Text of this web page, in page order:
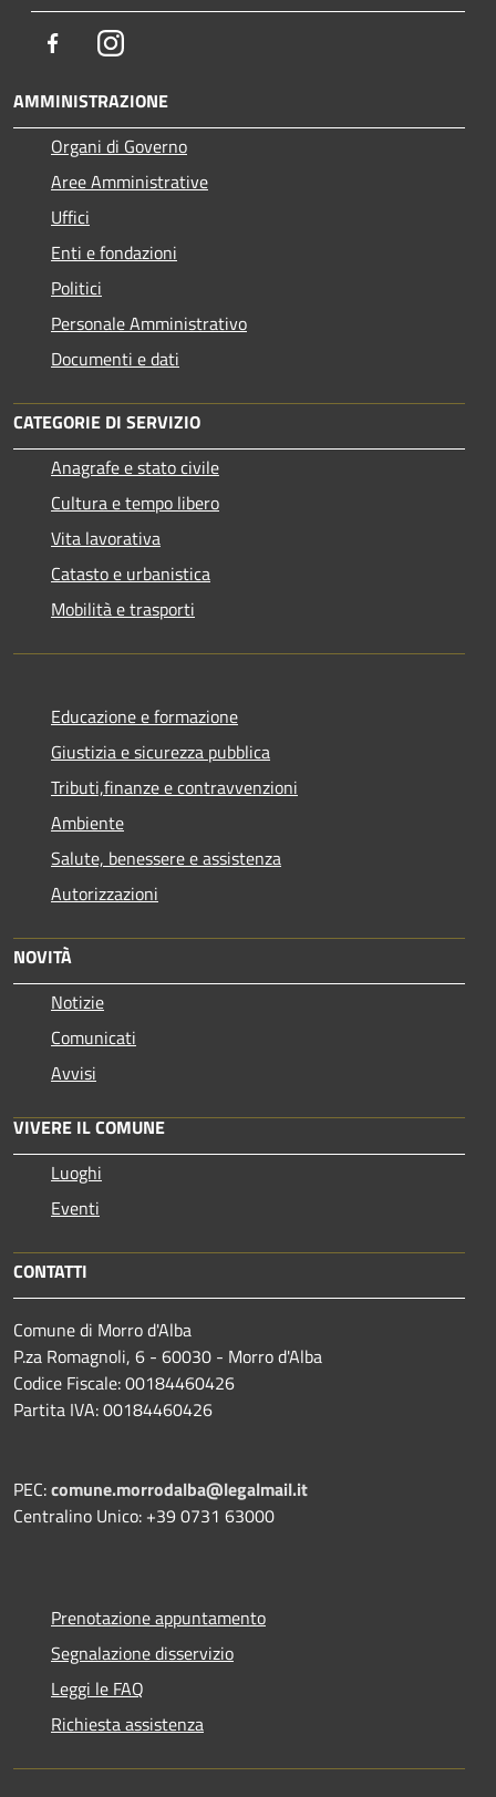
FacebookInstagram
AMMINISTRAZIONE
Organi di Governo
Aree Amministrative
Uffici
Enti e fondazioni
Politici
Personale Amministrativo
Documenti e dati
CATEGORIE DI SERVIZIO
Anagrafe e stato civile
Cultura e tempo libero
Vita lavorativa
Catasto e urbanistica
Mobilità e trasporti
Educazione e formazione
Giustizia e sicurezza pubblica
Tributi,finanze e contravvenzioni
Ambiente
Salute, benessere e assistenza
Autorizzazioni
NOVITÀ
Notizie
Comunicati
Avvisi
VIVERE IL COMUNE
Luoghi
Eventi
CONTATTI
Comune di Morro d'Alba
P.za Romagnoli, 6 - 60030 - Morro d'Alba
Codice Fiscale: 00184460426
Partita IVA: 00184460426
PEC:comune.morrodalba@legalmail.it
Centralino Unico: +39 0731 63000
Prenotazione appuntamento
Segnalazione disservizio
Leggi le FAQ
Richiesta assistenza